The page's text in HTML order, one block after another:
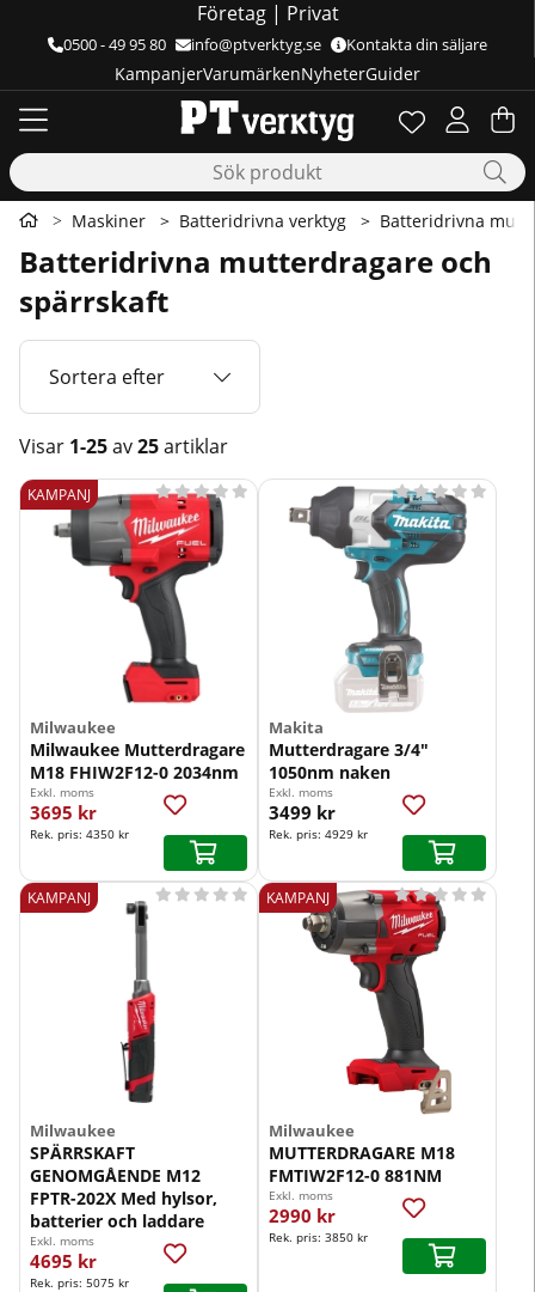
Företag| Privat
0500 - 49 95 80 info@ptverktyg.se Kontakta din säljare
Önskelista
Antal i
. .
KampanjerVarumärkenNyheterGuider
Maskiner Batteridrivna verktyg Batteridrivna
Batteridrivna mutterdragare och
spärrskaft
Sortera efter
Visar 1-25av25artiklar
Produkter
KAMPANJ
Milwaukee
Milwaukee Mutterdragare
M18 FHIW2F12-0 2034nm
 
Exkl. moms
3695 kr
Rek. pris: 4350 kr
Makita
Mutterdragare 3/4"
1050nm naken
  
Exkl. moms
3499 kr
Rek. pris: 4929 kr
KAMPANJ
Milwaukee
SPÄRRSKAFT
GENOMGÅENDE M12
FPTR-202X Med hylsor,
batterier och laddare
    
Exkl. moms
4695 kr
Rek. pris: 5075 kr
KAMPANJ
Milwaukee
MUTTERDRAGARE M18
FMTIW2F12-0 881NM
  
Exkl. moms
2990 kr
Rek. pris: 3850 kr